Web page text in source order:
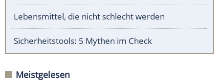
Lebensmittel, die nicht schlecht werden
Sicherheitstools: 5 Mythen im Check
Meistgelesen